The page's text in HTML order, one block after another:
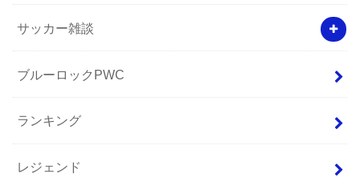
サッカー雑談
ブルーロックPWC
ランキング
レジェンド